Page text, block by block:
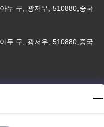
두 구, 광저우, 510880,중국
두 구, 광저우, 510880,중국